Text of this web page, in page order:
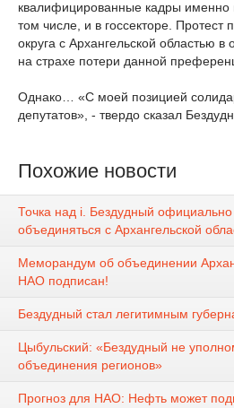
квалифицированные кадры именно
том числе, и в госсекторе. Протест
округа с Архангельской областью
на страхе потери данной
Однако… «С моей позицией
депутатов», - твердо сказал
Похожие новости
Точка над i. Бездудный официально
объединяться с Архангельской
Меморандум об объединении
НАО подписан!
Бездудный стал легитимным
Цыбульский: «Бездудный не
объединения регионов»
Прогноз для НАО: Нефть может